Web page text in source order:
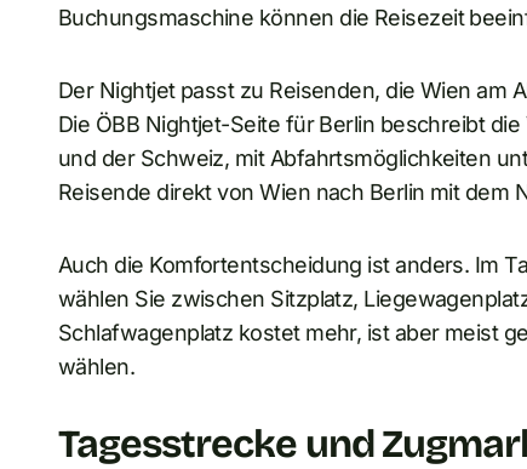
Buchungsmaschine können die Reisezeit
Der Nightjet passt zu Reisenden, die Wien am
Die ÖBB Nightjet-Seite für Berlin beschreibt
und der Schweiz, mit Abfahrtsmöglichkeiten
Reisende direkt von Wien nach Berlin mit dem
Auch die Komfortentscheidung ist anders. Im
wählen Sie zwischen Sitzplatz,
Schlafwagenplatz kostet mehr, ist aber meist
wählen.
Tagesstrecke und